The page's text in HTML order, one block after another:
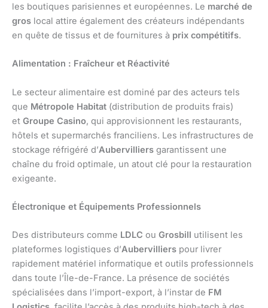
les boutiques parisiennes et européennes. Le marché de
gros local attire également des créateurs indépendants
en quête de tissus et de fournitures à prix compétitifs.
Alimentation : Fraîcheur et Réactivité
Le secteur alimentaire est dominé par des acteurs tels
que Métropole Habitat (distribution de produits frais)
et Groupe Casino, qui approvisionnent les restaurants,
hôtels et supermarchés franciliens. Les infrastructures de
stockage réfrigéré d’Aubervilliers garantissent une
chaîne du froid optimale, un atout clé pour la restauration
exigeante.
Électronique et Équipements Professionnels
Des distributeurs comme LDLC ou Grosbill utilisent les
plateformes logistiques d’Aubervilliers pour livrer
rapidement matériel informatique et outils professionnels
dans toute l’Île-de-France. La présence de sociétés
spécialisées dans l’import-export, à l’instar de FM